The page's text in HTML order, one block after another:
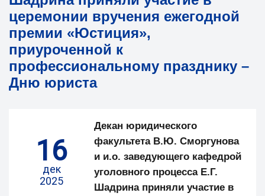
церемонии вручения ежегодной
премии «Юстиция»,
приуроченной к
профессиональному празднику –
Дню юриста
16
дек
2025
Декан юридического
факультета В.Ю. Сморгунова
и и.о. заведующего кафедрой
уголовного процесса Е.Г.
Шадрина приняли участие в